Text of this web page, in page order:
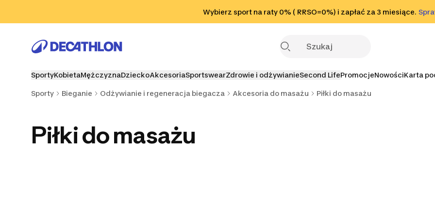
Przejdź do stopki
Wybierz sport na raty 0% ( RRSO=0%) i zapłać za 3 miesiące.
Sprawdź
SportyKobietaMężczyznaDzieckoAkcesoriaSportswearZdrowie i odżywianieSecond LifePromocjeNowościKarta
Sporty Bieganie Odżywianie i regeneracja biegacza Akcesoria do masażu Piłki do masażu
Piłki do masażu